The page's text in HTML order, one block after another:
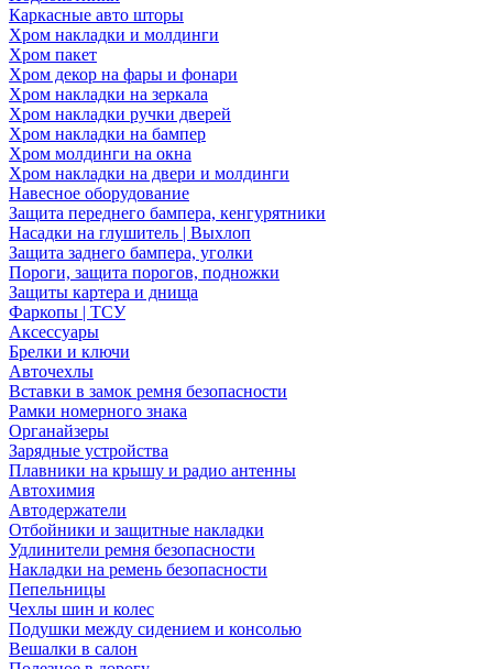
Каркасные авто шторы
Хром накладки и молдинги
Хром пакет
Хром декор на фары и фонари
Хром накладки на зеркала
Хром накладки ручки дверей
Хром накладки на бампер
Хром молдинги на окна
Хром накладки на двери и молдинги
Навесное оборудование
Защита переднего бампера, кенгурятники
Насадки на глушитель | Выхлоп
Защита заднего бампера, уголки
Пороги, защита порогов, подножки
Защиты картера и днища
Фаркопы | ТСУ
Аксессуары
Брелки и ключи
Авточехлы
Вставки в замок ремня безопасности
Рамки номерного знака
Органайзеры
Зарядные устройства
Плавники на крышу и радио антенны
Автохимия
Автодержатели
Отбойники и защитные накладки
Удлинители ремня безопасности
Накладки на ремень безопасности
Пепельницы
Чехлы шин и колес
Подушки между сидением и консолью
Вешалки в салон